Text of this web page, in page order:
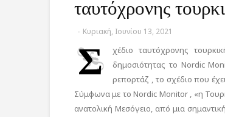
ταυτόχρονης
- Κυριακή, Ιουνίου 13, 2021
Σ
χέδιο ταυτόχρονης
δημοσιότητας το Nordic
ρεπορτάζ , το σχέδιο που
Σύμφωνα με το Nordic Monitor , «η
ανατολική Μεσόγειο, από μια